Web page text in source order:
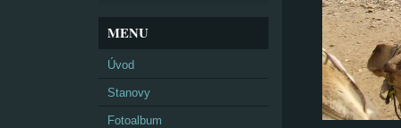
MENU
Úvod
Stanovy
Fotoalbum